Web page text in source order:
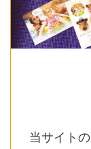
当サイト